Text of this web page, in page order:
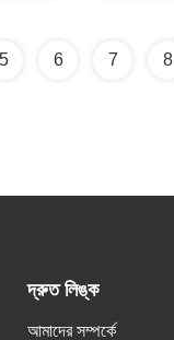
5 6 7 8
দ্রুত লিঙ্ক
আমাদের সম্পর্কে